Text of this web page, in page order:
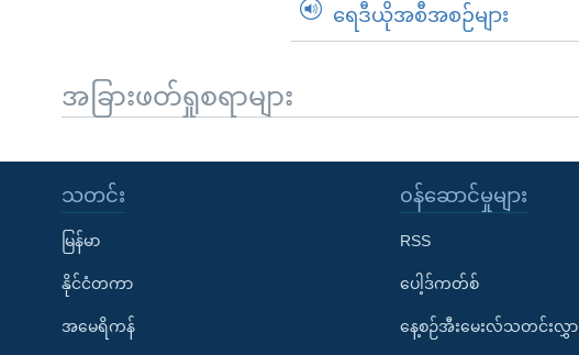
ရေဒီယိုအစီအစဉ်များ
အခြားဖတ်ရှုစရာများ
သတင်း
မြန်မာ
နိုင်ငံတကာ
အမေရိကန်
၀န်ဆောင်မှုများ
RSS
ပေါ့ဒ်ကတ်စ်
နေ့စဉ်အီးမေးလ်သတင်းလွှာ